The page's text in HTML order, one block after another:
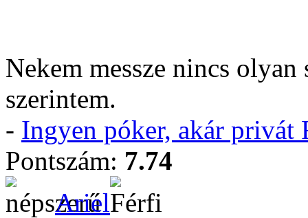
Nekem messze nincs
szerintem.
- Ingyen póker, akár privát
Pontszám: 7.74
Ariel